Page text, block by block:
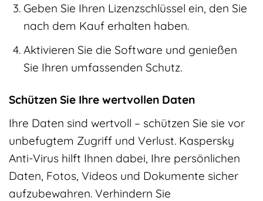
Geben Sie Ihren Lizenzschlüssel ein, den Sie
nach dem Kauf erhalten haben.
Aktivieren Sie die Software und genießen
Sie Ihren umfassenden Schutz.
Schützen Sie Ihre wertvollen Daten
Ihre Daten sind wertvoll – schützen Sie sie vor
unbefugtem Zugriff und Verlust. Kaspersky
Anti-Virus hilft Ihnen dabei, Ihre persönlichen
Daten, Fotos, Videos und Dokumente sicher
aufzubewahren. Verhindern Sie